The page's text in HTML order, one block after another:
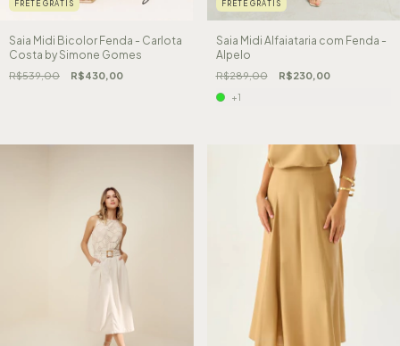
FRETE GRÁTIS
Saia Midi Bicolor Fenda - Carlota
Costa by Simone Gomes
R$539,00 R$430,00
FRETE GRÁTIS
Saia Midi Alfaiataria com Fenda -
Alpelo
R$289,00 R$230,00
+1